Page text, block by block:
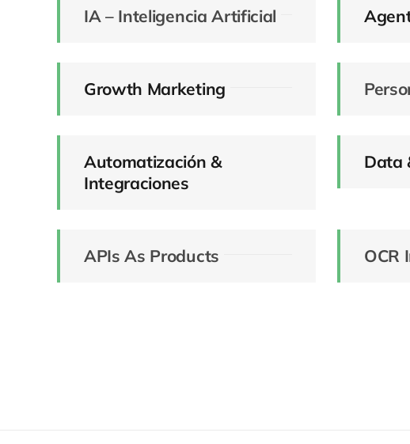
IA – Inteligencia Artificial
Growth Marketing
Automatización &
Integraciones
Data
APIs As Products OCR